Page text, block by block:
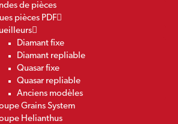
de pièces
pièces PDF
Diamant fixe
Diamant repliable
Quasar fixe
Quasar repliable
Anciens modèles
Grains System
Helianthus